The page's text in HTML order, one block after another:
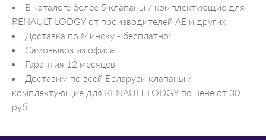
В каталоге более 5 клапаны / комплектующие для
RENAULT LODGY от производителей AE и других
Доставка по Минску - бесплатно!
Самовывоз из офиса
Гарантия 12 месяцев
Доставим по всей Беларуси клапаны /
комплектующие для RENAULT LODGY по цене от 30
руб.